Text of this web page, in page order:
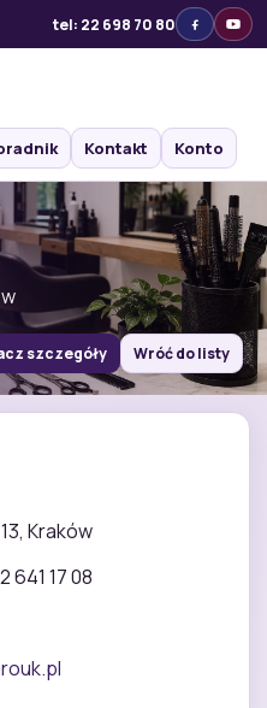
tel: 22 698 70 80
Kontakt Konto
szczegóły Wróć do listy
Kraków
641 17 08